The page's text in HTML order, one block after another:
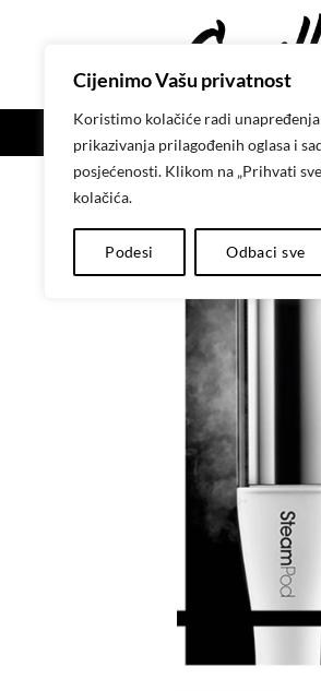
Cijenimo Vašu privatnost
Koristimo kolačiće radi
prikazivanja prilagođenih oglasa i
posjećenosti. Klikom na „Prihvati
kolačića.
Podesi Odbaci sve